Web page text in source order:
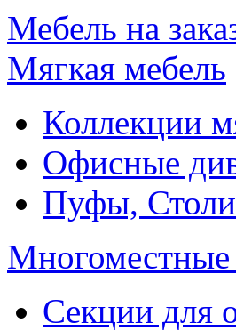
Мебель на
Мягкая мебель
Коллекции
Офисные
Пуфы,
Многоместные
Секции для